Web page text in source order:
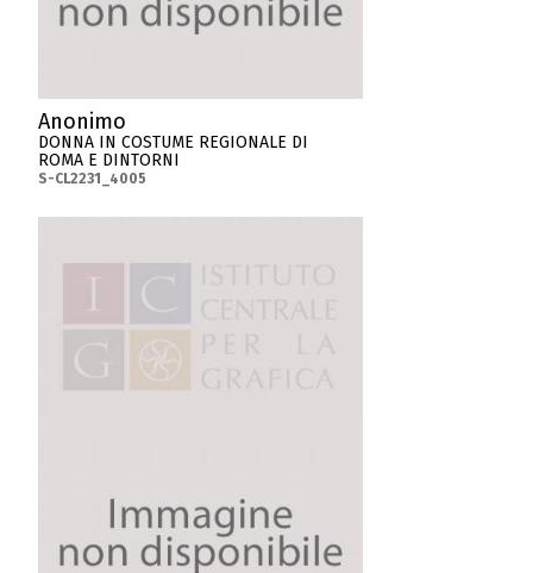
Anonimo
DONNA IN COSTUME REGIONALE DI
ROMA E DINTORNI
S-CL2231_4005